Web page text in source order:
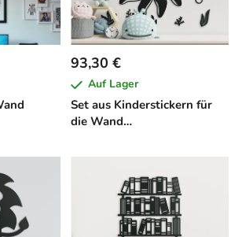
Set aus Kinderstickern für
die Wand
93,30 €
Auf Lager